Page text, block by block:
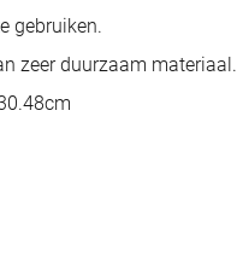
gebruiken.
zeer duurzaam materiaal.